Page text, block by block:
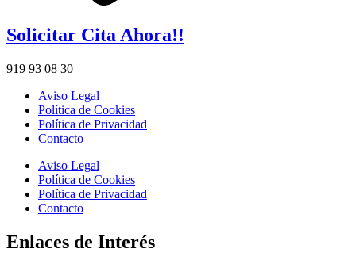
Solicitar Cita Ahora!!
919 93 08 30
Aviso Legal
Política de Cookies
Política de Privacidad
Contacto
Aviso Legal
Política de Cookies
Política de Privacidad
Contacto
Enlaces de Interés